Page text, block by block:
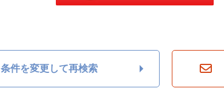
条件を変更して再検索